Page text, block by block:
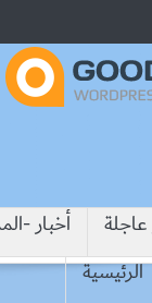
عاجلة أخبار -
الرئيسية